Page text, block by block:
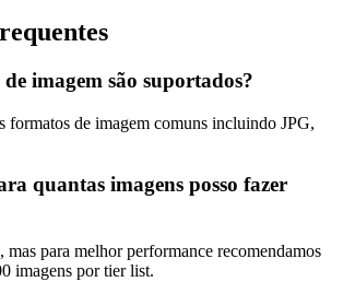
imagem são suportados?
formatos de imagem comuns incluindo JPG,
quantas imagens posso fazer
para melhor performance recomendamos
imagens por tier list.